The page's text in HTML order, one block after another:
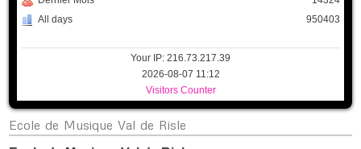
All days
950403
Your IP: 216.73.217.39
2026-08-07 11:12
Visitors Counter
Ecole de Musique Val de Risle